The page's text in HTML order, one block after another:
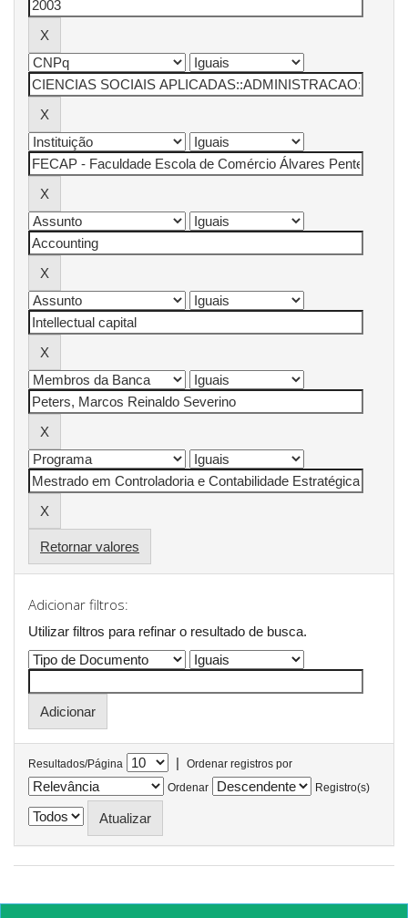
Retornar valores
Adicionar filtros:
Utilizar filtros para refinar o resultado de busca.
Resultados/Página |
Ordenar registros por
Ordenar
Registro(s)